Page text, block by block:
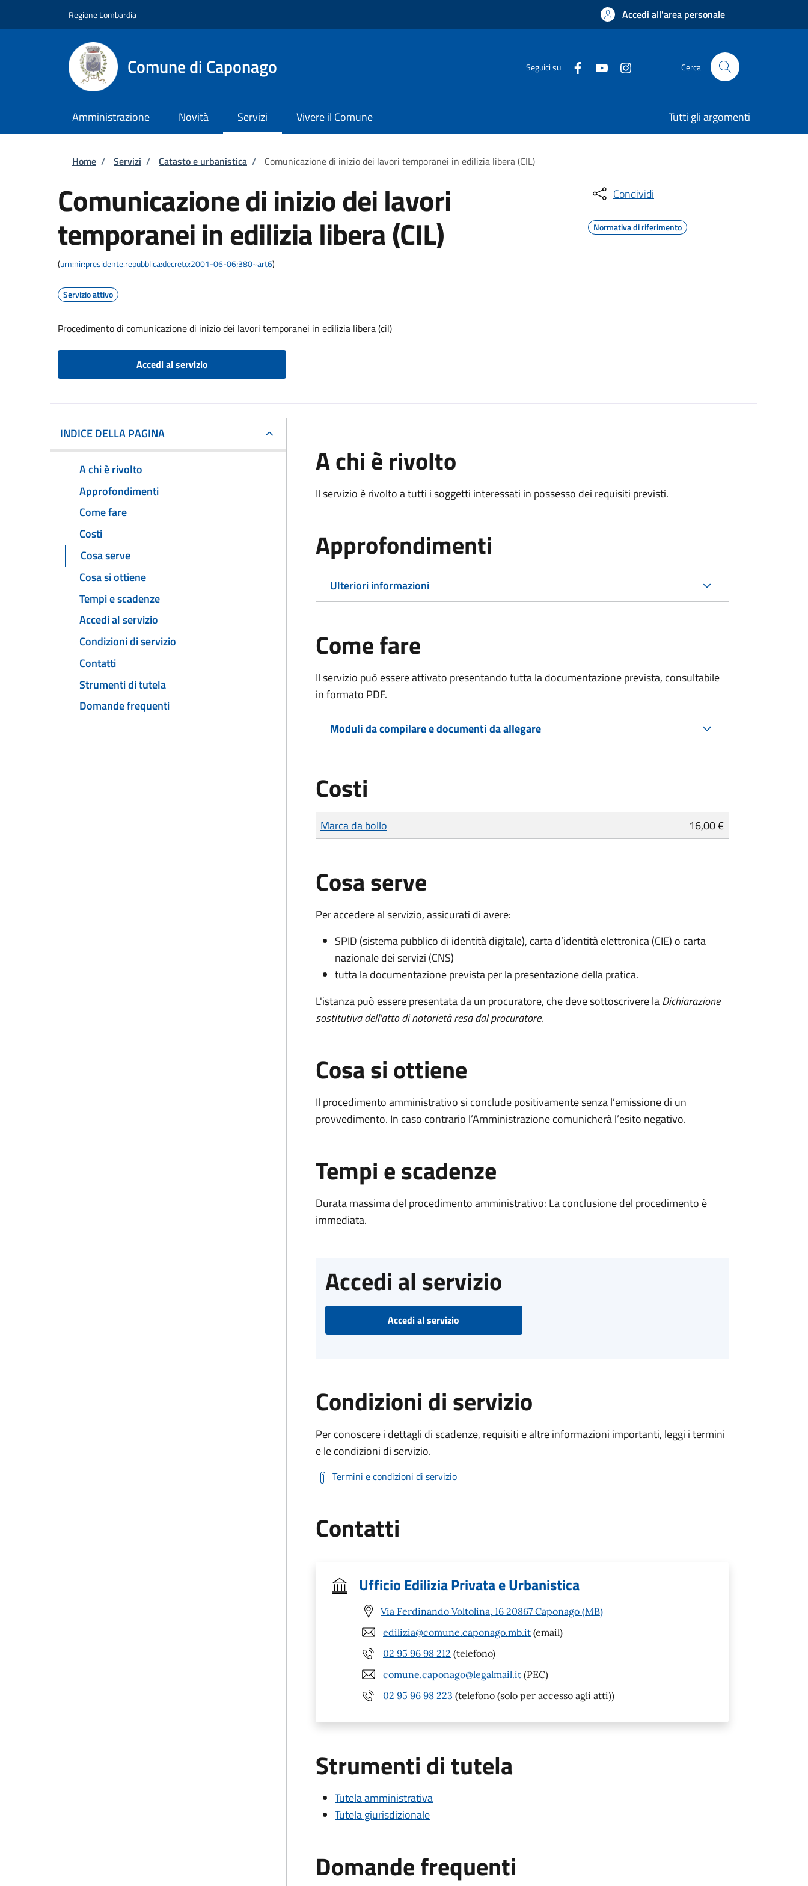
Regione Lombardia Accedi all'area personale
Comune di Caponago Seguici su Cerca
Amministrazione Novità Servizi Vivere il Comune Tutti gli argomenti
Briciole di pane
Home / Servizi / Catasto e urbanistica / Comunicazione di inizio dei lavori temporanei in edilizia libera (CIL)
Comunicazione di inizio dei lavori
temporanei in edilizia libera (CIL)
(urn:nir:presidente.repubblica:decreto:2001-06-06;380~art6)
Servizio attivo
Procedimento di comunicazione di inizio dei lavori temporanei in edilizia libera (cil)
Accedi al servizio
Condividi
Normativa di riferimento
INDICE DELLA PAGINA
A chi è rivolto
Approfondimenti
Come fare
Costi
Cosa serve
Cosa si ottiene
Tempi e scadenze
Accedi al servizio
Condizioni di servizio
Contatti
Strumenti di tutela
Domande frequenti
A chi è rivolto
Il servizio è rivolto a tutti i soggetti interessati in possesso dei requisiti previsti.
Approfondimenti
Ulteriori informazioni
Come fare
Il servizio può essere attivato presentando tutta la documentazione prevista, consultabile
in formato PDF.
Moduli da compilare e documenti da allegare
Costi
Tipo di pagamento
Importo
Marca da bollo 16,00 €
Cosa serve
Per accedere al servizio, assicurati di avere:
SPID (sistema pubblico di identità digitale), carta d’identità elettronica (CIE) o carta
nazionale dei servizi (CNS)
tutta la documentazione prevista per la presentazione della pratica.
L'istanza può essere presentata da un procuratore, che deve sottoscrivere laDichiarazione
sostitutiva dell'atto di notorietà resa dal procuratore.
Cosa si ottiene
Il procedimento amministrativo si conclude positivamente senza l’emissione di un
provvedimento. In caso contrario l’Amministrazione comunicherà l’esito negativo.
Tempi e scadenze
Durata massima del procedimento amministrativo: La conclusione del procedimento è
immediata.
Accedi al servizio
Accedi al servizio
Condizioni di servizio
Per conoscere i dettagli di scadenze, requisiti e altre informazioni importanti, leggi i termini
e le condizioni di servizio.
Termini e condizioni di servizio
Contatti
Ufficio Edilizia Privata e Urbanistica
Via Ferdinando Voltolina, 16 20867 Caponago (MB)
edilizia@comune.caponago.mb.it (email)
02 95 96 98 212 (telefono)
comune.caponago@legalmail.it (PEC)
02 95 96 98 223 (telefono (solo per accesso agli atti))
Strumenti di tutela
Tutela amministrativa
Tutela giurisdizionale
Domande frequenti